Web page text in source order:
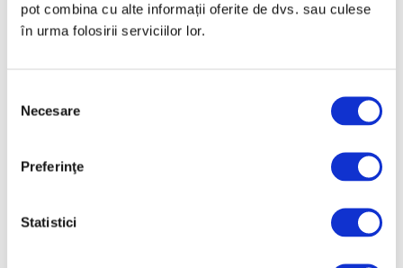
pot combina cu alte informații oferite de dvs. sau culese
în urma folosirii serviciilor lor.
consimțământului
Necesare
Preferinţe
Statistici